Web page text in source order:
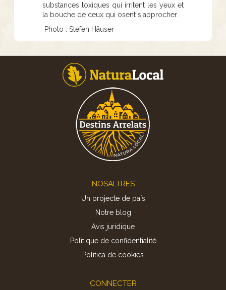
substances toxiques qui irritent les yeux et
la bouche de ceux qui osent s'approcher.
Photo : Stefen Häuser
NOSALTRES
Un projecte de país
Notre blog
Avis juridique
Politique de confidentialité
Politica de cookies
CONNECTER